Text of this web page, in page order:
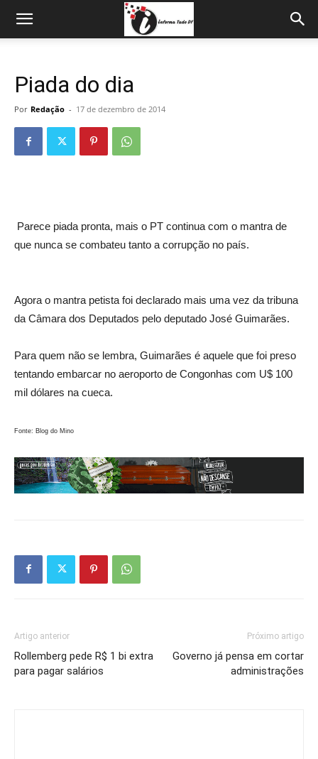
Piada do dia
Por Redação - 17 de dezembro de 2014
Parece piada pronta, mais o PT continua com o mantra de
que nunca se combateu tanto a corrupção no país.
Agora o mantra petista foi declarado mais uma vez da tribuna
da Câmara dos Deputados pelo deputado José Guimarães.
Para quem não se lembra, Guimarães é aquele que foi preso
tentando embarcar no aeroporto de Congonhas com U$ 100
mil dólares na cueca.
Fonte: Blog do Mino
Artigo anterior
Rollemberg pede R$ 1 bi extra
para pagar salários
Próximo artigo
Governo já pensa em cortar
administrações